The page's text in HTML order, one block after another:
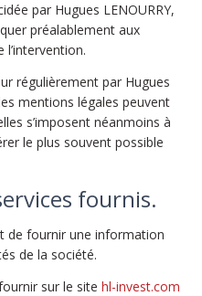
par Hugues LENOURRY,
préalablement aux
régulièrement par Hugues
mentions légales peuvent
s’imposent néanmoins à
le plus souvent possible
fournis.
de fournir une information
de la société.
sur le site hl-invest.com